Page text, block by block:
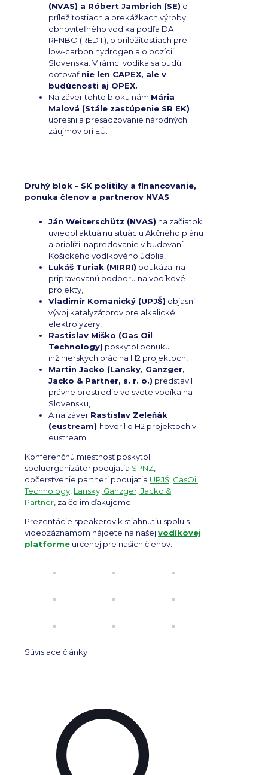
(NVAS) a Róbert Jambrich (SE) o
príležitostiach a prekážkach výroby
obnoviteľného vodíka podľa DA
RFNBO (RED II), o príležitostiach pre
low-carbon hydrogen a o pozícii
Slovenska. V rámci vodíka sa budú
dotovať nie len CAPEX, ale v
budúcnosti aj OPEX.
Na záver tohto bloku nám Mária
Malová (Stále zastúpenie SR EK)
upresnila presadzovanie národných
záujmov pri EÚ.
Druhý blok - SK politiky a financovanie,
ponuka členov a partnerov NVAS
Ján Weiterschütz (NVAS) na začiatok
uviedol aktuálnu situáciu Akčného plánu
a priblížil napredovanie v budovaní
Košického vodíkového údolia,
Lukáš Turiak (MIRRI) poukázal na
pripravovanú podporu na vodíkové
projekty,
Vladimír Komanický (UPJŠ) objasnil
vývoj katalyzátorov pre alkalické
elektrolyzéry,
Rastislav Miško (Gas Oil
Technology) poskytol ponuku
inžinierskych prác na H2 projektoch,
Martin Jacko (Lansky, Ganzger,
Jacko & Partner, s. r. o.) predstavil
právne prostredie vo svete vodíka na
Slovensku,
A na záver Rastislav Zeleňák
(eustream) hovoril o H2 projektoch v
eustream.
Konferenčnú miestnosť poskytol
spoluorganizátor podujatia SPNZ
občerstvenie partneri podujatia UPJŠ GasOil
Technology Lansky, Ganzger, Jacko &
Partner , za čo im ďakujeme.
Prezentácie speakerov k stiahnutiu spolu s
videozáznamom nájdete na našejvodíkovej
platforme určenej pre našich členov.
Súvisiace články